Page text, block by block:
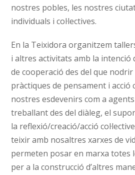
nostres pobles, les nostres
individuals i col·lectives.
En la Teixidora organitzem
i altres activitats amb la intenció
de cooperació des del que
pràctiques de pensament i acció
nostres esdevenirs com a
treballant des del diàleg, el
la reflexió/creació/acció
teixir amb nosaltres xarxes de
permeten posar en marxa totes
per a la construcció d’altres